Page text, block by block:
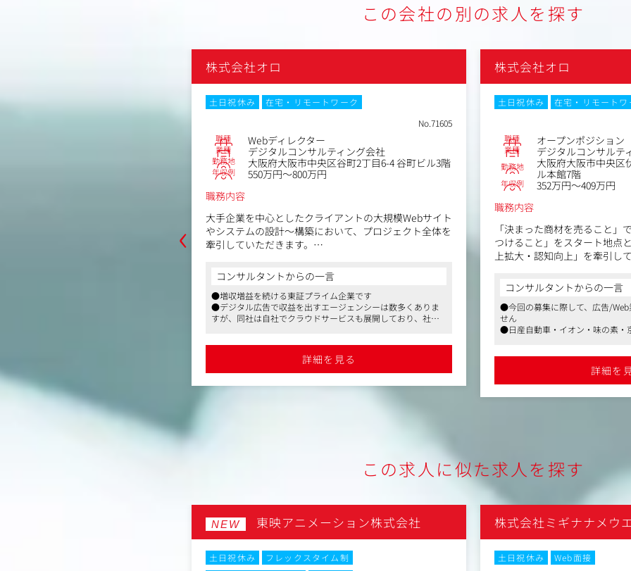
この会社の別の求人を探す
‹
ら～プロジェクトの提案～クロー
分析までを一気通貫でリードして
のスペシャリストとチームを組み、
株式会社オロ
土日祝休み
在宅・リモートワーク
No.71605
職種 Webディレクター
業種 デジタルコンサルティング会社
勤務地 大阪府大阪市中央区谷町2丁目6-4 谷町ビル3階
年収例
550万円～800万円
職務内容
大手企業を中心としたクライアントの大規模Webサイト
やシステムの設計～構築において、プロジェクト全体を
牽引していただきます。
技術を選定し、最上流からプロジェクトを成功へ導く
「司令塔」となるポジションです。
リリースして終わりではなく、その後の運用やコンバー
ジョン率最適化を見据え、クライアントのマーケティン
・要望に応じた社内体制の構築、メンバーアサイン
・要件定義、インフラ設計、システム要件の取りまとめ
ンバージョン率最適化）を見据えた改善施策のリード
コンサルタントからの一言
●増収増益を続ける東証プライム企業です
●デジタル広告で収益を出すエージェンシーは数多くありま
すが、同社は自社でクラウドサービスも展開しており、社員
を得意としており、クライアントに対して、具体的な課題解
決を行えます
詳細を見る
株式会社オロ
土日祝休み 在宅・リモートワ
職種 オープンポジション
業種 デジタルコンサルテ
勤務地
大阪府大阪市中央区
ル本館7階
年収例
352万円～409万円
職務内容
「決まった商材を売ること」
つけること」をスタート地点
上拡大・認知向上」を牽引し
クライアントの事業成長のた
ていない課題の抽出、わかっ
課題に対して適切にアプロー
ポジションです。
1. 信頼構築・ヒアリング
既存クライアントとの定期的
長の阻害要因は何か？」など
なく、「若年層のブランド認
3. チーム組成・企画提案
社内のクリエイターやエンジ
シャリストとプロジェクトチ
コンサルタントからの一言
●今回の募集に際して、広告/
せん
●日産自動車・イオン・味の素・
詳細を
この求人に似た求人を探す
NEW 東映アニメーション株式会社
土日祝休み
フレックスタイム制
株式会社ミギナナメウ
土日祝休み Web面接